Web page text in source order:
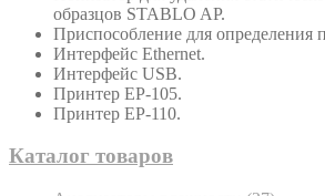
образцов STABLO AP.
Приспособление для определения
Интерфейс Ethernet.
Интерфейс USB.
Принтер ЕР-105.
Принтер ЕР-110.
Каталог товаров